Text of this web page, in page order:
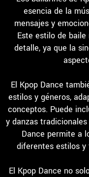
esencia de la
mensajes y
Este estilo de
detalle, ya que la
El Kpop Dance
estilos y géneros,
conceptos. Puede
y danzas
Dance permite a
diferentes estilos y
El Kpop Dance no